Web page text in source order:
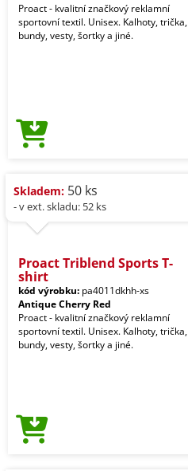
Proact - kvalitní značkový reklamní
sportovní textil. Unisex. Kalhoty, trička,
bundy, vesty, šortky a jiné.
Skladem: 50 ks
- v ext. skladu: 52 ks
Proact Triblend Sports T-
shirt
kód výrobku: pa4011dkhh-xs
Antique Cherry Red
Proact - kvalitní značkový reklamní
sportovní textil. Unisex. Kalhoty, trička,
bundy, vesty, šortky a jiné.